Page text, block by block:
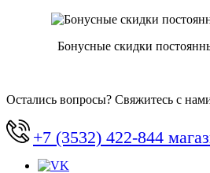
Бонусные скидки
Остались вопросы? Свяжитесь с
+7 (3532) 422-844